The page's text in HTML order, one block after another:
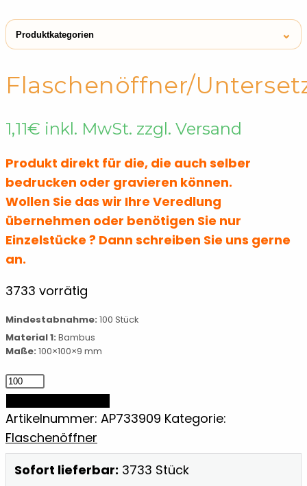
Produktkategorien ⌄
FlaschenöffnerKühlschrankmagneten
Flaschenöffner
Schlüsselanhänger aus Metall &
Flaschenöffner/
1,11€ inkl. MwSt. zzgl. Versand
Produkt direkt für die, die auch selber
bedrucken oder gravieren können.
Wollen Sie das wir Ihre Veredlung
übernehmen oder benötigen Sie nur
Einzelstücke ? Dann schreiben Sie uns gerne
an.
3733 vorrätig
Mindestabnahme: 100 Stück
Material 1: Bambus
Maße: 100×100×9 mm
Flaschenöffner/Untersetzer
Menge
Artikelnummer: AP733909 Kategorie:
Flaschenöffner
Sofort lieferbar: 3733 Stück